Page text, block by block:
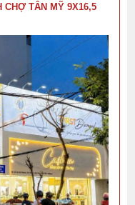
CHỢ TÂN MỸ 9X16,5